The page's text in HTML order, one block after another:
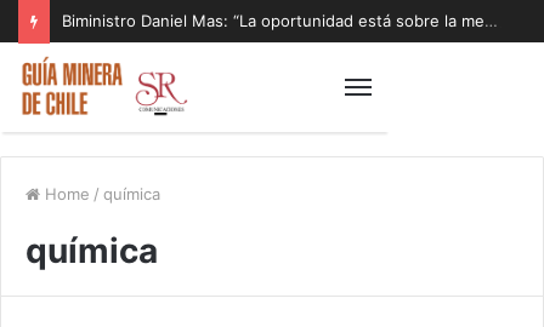
Biministro Daniel Mas: “La oportunidad está sobre la mesa y tenemos que aprovecharla”
Home / química
química